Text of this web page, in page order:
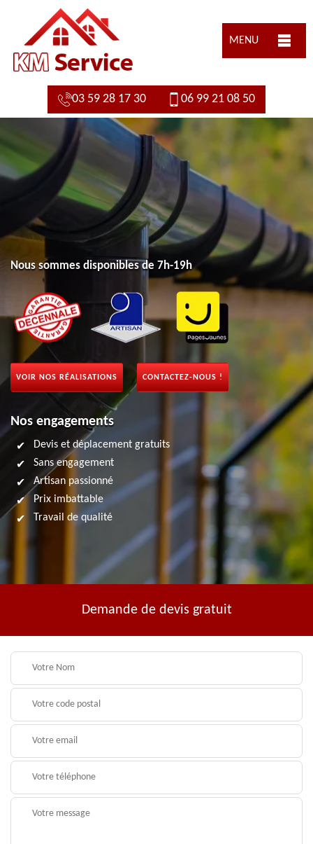
MENU
03 59 28 17 30 06 99 21 08 50
Nous sommes disponibles de 7h-19h
VOIR NOS RÉALISATIONS CONTACTEZ-NOUS !
Nos engagements
Devis et déplacement gratuits
Sans engagement
Artisan passionné
Prix imbattable
Travail de qualité
Demande de devis gratuit